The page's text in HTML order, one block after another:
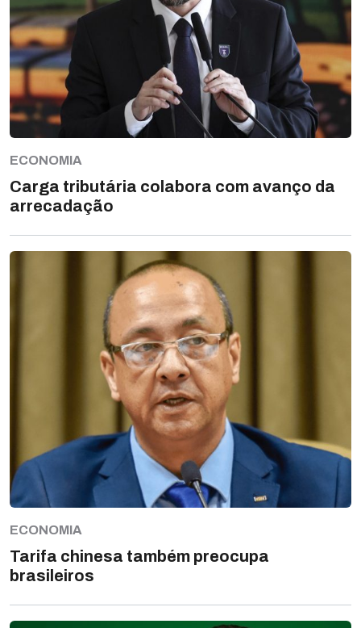
ECONOMIA
Carga tributária colabora com avanço da
arrecadação
ECONOMIA
Tarifa chinesa também preocupa
brasileiros